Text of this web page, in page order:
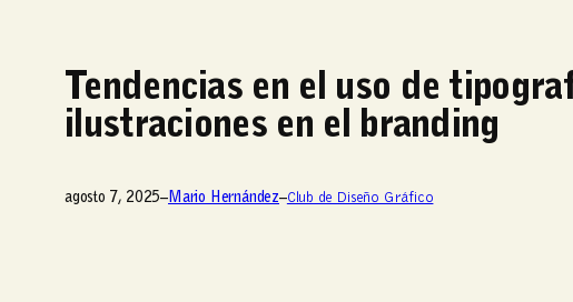
Tendencias en el uso de
ilustraciones en el branding
agosto 7, 2025–Mario Hernández–Club de Diseño Gráfico